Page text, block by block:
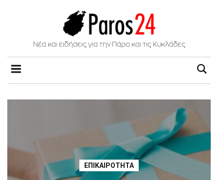
Νέα και ειδήσεις για την Πάρο και τις Κυκλάδες
ΕΠΙΚΑΙΡΌΤΗΤΑ